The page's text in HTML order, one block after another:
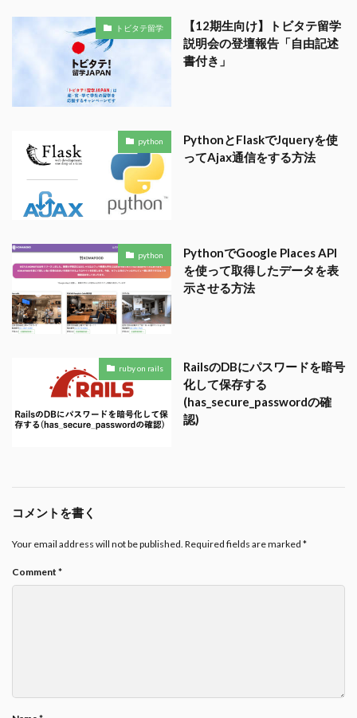
トビタテ留学
【12期生向け】トビタテ留学
説明会の登壇報告「自由記述
書付き」
python
PythonとFlaskでJqueryを使
ってAjax通信をする方法
python
PythonでGoogle Places API
を使って取得したデータを表
示させる方法
ruby on rails
RailsのDBにパスワードを暗号
化して保存する
(has_secure_passwordの確
認)
コメントを書く
Your email address will not be published. Required fields are marked *
Comment *